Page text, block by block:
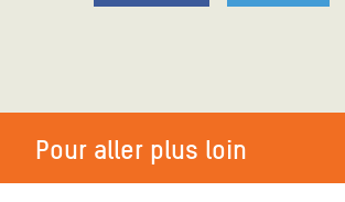
Pour aller plus loin